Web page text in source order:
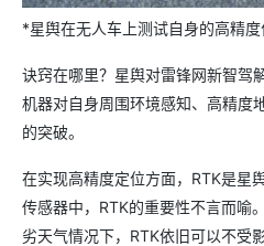
*星舆在无人车上测试自身的高精
诀窍在哪里？星舆对雷锋网新智驾
机器对自身周围环境感知、高精度
的突破。
在实现高精度定位方面，RTK是星
传感器中，RTK的重要性不言而喻
劣天气情况下，RTK依旧可以不受